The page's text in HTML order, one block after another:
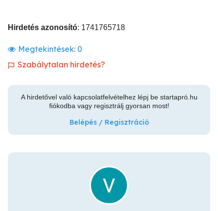
Hirdetés azonosító: 1741765718
Megtekintések: 0
Szabálytalan hirdetés?
A hirdetővel való kapcsolatfelvételhez lépj be startapró.hu
fiókodba vagy regisztrálj gyorsan most!
Belépés / Regisztráció